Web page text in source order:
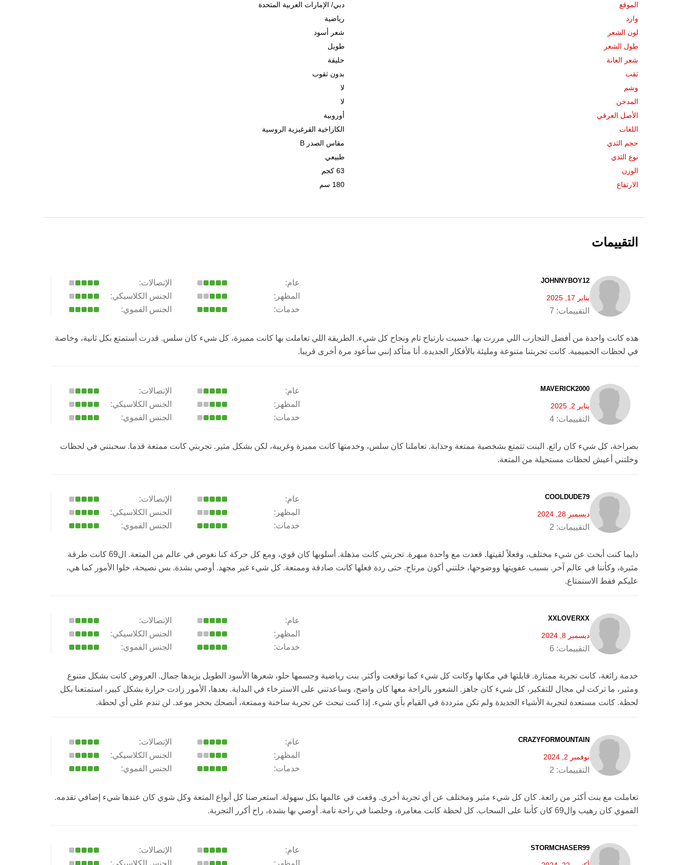
الموقع
دبي/ الإمارات العربية المتحدة
وارد
رياضية
لون الشعر
شعر أسود
طول الشعر
طويل
شعر العانة
حليقة
ثقب
بدون ثقوب
وشم
لا
المدخن
لا
الأصل العرقي
أوروبية
اللغات
الكازاخية القرغيزية الروسية
حجم الثدي
مقاس الصدر B
نوع الثدي
طبيعي
الوزن
63 كجم
الارتفاع
180 سم
التقييمات
JOHNNYBOY12
يناير 17, 2025
التقييمات: 7
عام:
المظهر:
خدمات:
الإتصالات:
الجنس الكلاسيكي:
الجنس الفموي:
هذه كانت واحدة من أفضل التجارب اللي مررت بها. حسيت بارتياح تام ونجاح كل شيء. الطريقة اللي تعاملت بها كانت مميزة، كل شيء كان سلس. قدرت أستمتع بكل ثانية، وخاصة
في لحظات الحميمية. كانت تجربتنا متنوعة ومليئة بالأفكار الجديدة. أنا متأكد إنني سأعود مرة أخرى قريبا.
MAVERICK2000
يناير 2, 2025
التقييمات: 4
عام:
المظهر:
خدمات:
الإتصالات:
الجنس الكلاسيكي:
الجنس الفموي:
بصراحة، كل شيء كان رائع. البنت تتمتع بشخصية ممتعة وجذابة. تعاملنا كان سلس، وخدمتها كانت مميزة وغريبة، لكن بشكل مثير. تجربتي كانت ممتعة قدما. سحبتني في لحظات
وخلتني أعيش لحظات مستحيلة من المتعة.
COOLDUDE79
ديسمبر 28, 2024
التقييمات: 2
عام:
المظهر:
خدمات:
الإتصالات:
الجنس الكلاسيكي:
الجنس الفموي:
دايما كنت أبحث عن شيء مختلف، وفعلاً لقيتها. قعدت مع واحدة مبهرة. تجربتي كانت مذهلة. أسلوبها كان قوي، ومع كل حركة كنا نغوص في عالم من المتعة. ال69 كانت طرقة
مثيرة، وكأننا في عالم آخر. بسبب عفويتها ووضوحها، خلتني أكون مرتاح. حتى ردة فعلها كانت صادقة وممتعة. كل شيء غير مجهد. أوصي بشدة. بس نصيحة، خلوا الأمور كما هي،
عليكم فقط الاستمتاع.
XXLOVERXX
ديسمبر 8, 2024
التقييمات: 6
عام:
المظهر:
خدمات:
الإتصالات:
الجنس الكلاسيكي:
الجنس الفموي:
خدمة رائعة، كانت تجربة ممتازة. قابلتها في مكانها وكانت كل شيء كما توقعت وأكثر. بنت رياضية وجسمها حلو، شعرها الأسود الطويل يزيدها جمال. العروض كانت بشكل متنوع
ومثير، ما تركت لي مجال للتفكير، كل شيء كان جاهز. الشعور بالراحة معها كان واضح، وساعدتني على الاسترخاء في البداية. بعدها، الأمور زادت حرارة بشكل كبير، استمتعنا بكل
لحظة. كانت مستعدة لتجربة الأشياء الجديدة ولم تكن مترددة في القيام بأي شيء. إذا كنت تبحث عن تجربة ساخنة وممتعة، أنصحك بحجز موعد. لن تندم على أي لحظة.
CRAZYFORMOUNTAIN
نوفمبر 2, 2024
التقييمات: 2
عام:
المظهر:
خدمات:
الإتصالات:
الجنس الكلاسيكي:
الجنس الفموي:
تعاملت مع بنت أكثر من رائعة. كان كل شيء مثير ومختلف عن أي تجربة أخرى. وقعت في عالمها بكل سهولة. استعرضنا كل أنواع المتعة وكل شوي كان عندها شيء إضافي تقدمه.
الفموي كان رهيب وال69 كان كأننا على السحاب. كل لحظة كانت مغامرة، وخلصنا في راحة تامة. أوصي بها بشدة، راح أكرر التجربة.
STORMCHASER99
عام:
المظهر:
الإتصالات:
الجنس الكلاسيكي: